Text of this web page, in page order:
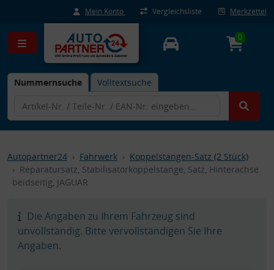
Mein Konto Vergleichsliste Merkzettel
Nummernsuche Volltextsuche
0
Autopartner24 Fahrwerk
Koppelstangen-Satz (2 Stück)
Reparatursatz, Stabilisatorkoppelstange, Satz, Hinterachse
beidseitig, JAGUAR
Die Angaben zu Ihrem Fahrzeug sind
unvollständig. Bitte vervollständigen Sie Ihre
Angaben.